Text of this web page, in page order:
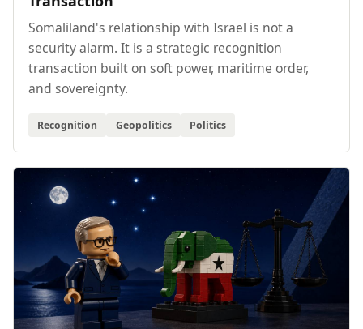
Somaliland's relationship with Israel is not a
security alarm. It is a strategic recognition
transaction built on soft power, maritime order,
and sovereignty.
Recognition Geopolitics Politics